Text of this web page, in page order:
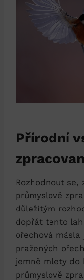
Přírodní
Rozhodnout
průmyslově
důležitým
dopřát tento
ořechová másla
pražených
jemně mlety do
průmyslově